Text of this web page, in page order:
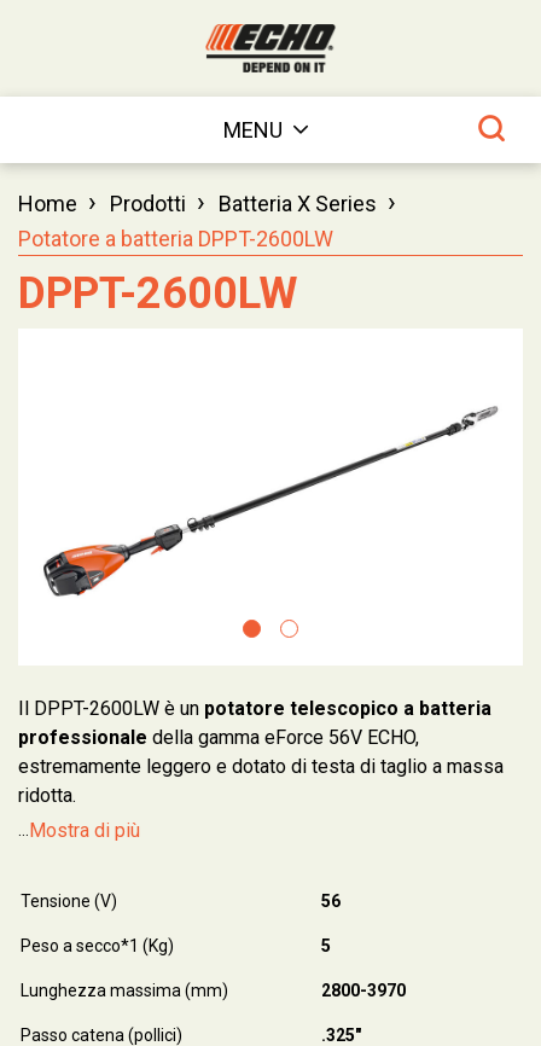
MENU
Home › Prodotti › Batteria X Series ›
Potatore a batteria DPPT-2600LW
DPPT-2600LW
Il DPPT-2600LW è un potatore telescopico a batteria
professionale della gamma eForce 56V ECHO,
estremamente leggero e dotato di testa di taglio a massa
ridotta.
...Mostra di più
Tensione (V) 56
Peso a secco*1 (Kg) 5
Lunghezza massima (mm) 2800-3970
Passo catena (pollici) .325"